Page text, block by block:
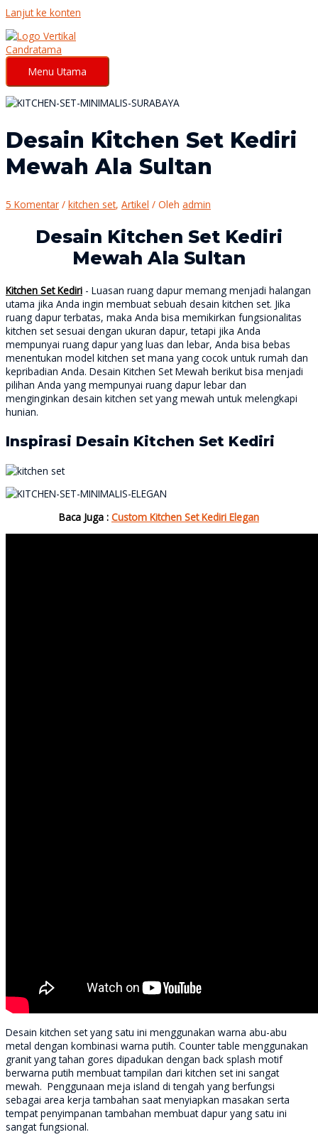
Lanjut ke konten
Menu Utama
Desain Kitchen Set Kediri
Mewah Ala Sultan
5 Komentar / kitchen set, Artikel / Oleh admin
Desain Kitchen Set Kediri
Mewah Ala Sultan
Kitchen Set Kediri - Luasan ruang dapur memang menjadi halangan
utama jika Anda ingin membuat sebuah desain kitchen set. Jika
ruang dapur terbatas, maka Anda bisa memikirkan fungsionalitas
kitchen set sesuai dengan ukuran dapur, tetapi jika Anda
mempunyai ruang dapur yang luas dan lebar, Anda bisa bebas
menentukan model kitchen set mana yang cocok untuk rumah dan
kepribadian Anda. Desain Kitchen Set Mewah berikut bisa menjadi
pilihan Anda yang mempunyai ruang dapur lebar dan
menginginkan desain kitchen set yang mewah untuk melengkapi
hunian.
Inspirasi Desain Kitchen Set Kediri
Baca Juga : Custom Kitchen Set Kediri Elegan
Desain kitchen set yang satu ini menggunakan warna abu-abu
metal dengan kombinasi warna putih. Counter table menggunakan
granit yang tahan gores dipadukan dengan back splash motif
berwarna putih membuat tampilan dari kitchen set ini sangat
mewah. Penggunaan meja island di tengah yang berfungsi
sebagai area kerja tambahan saat menyiapkan masakan serta
tempat penyimpanan tambahan membuat dapur yang satu ini
sangat fungsional.